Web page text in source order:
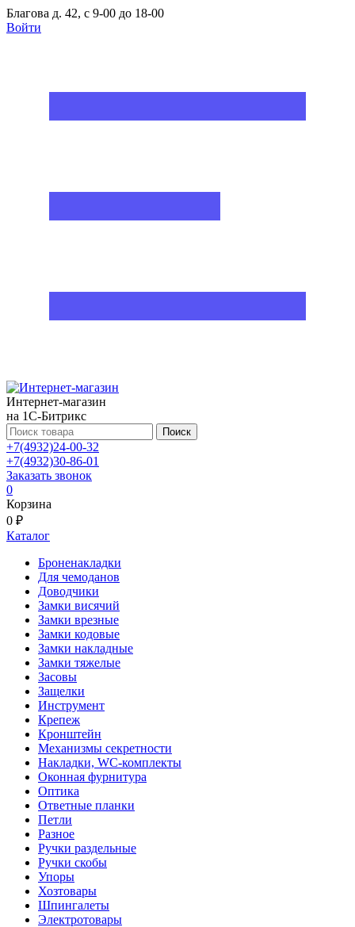
Благова д. 42, с 9-00 до 18-00
Войти
Интернет-магазин
на 1С-Битрикс
Поиск
+7(4932)24-00-32
+7(4932)30-86-01
Заказать звонок
0
Корзина
0 ₽
Каталог
Броненакладки
Для чемоданов
Доводчики
Замки висячий
Замки врезные
Замки кодовые
Замки накладные
Замки тяжелые
Засовы
Защелки
Инструмент
Крепеж
Кронштейн
Механизмы секретности
Накладки, WC-комплекты
Оконная фурнитура
Оптика
Ответные планки
Петли
Разное
Ручки раздельные
Ручки скобы
Упоры
Хозтовары
Шпингалеты
Электротовары